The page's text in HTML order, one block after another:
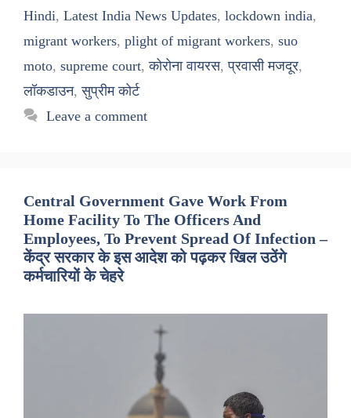
Hindi, Latest India News Updates, lockdown india,
migrant workers, plight of migrant workers, suo
moto, supreme court,कोरोना वायरस,प्रवासी मजदूर,
लॉकडाउन,सुप्रीम कोर्ट
Leave a comment
Central Government Gave Work From
Home Facility To The Officers And
Employees, To Prevent Spread Of Infection –
केंद्र सरकार के इस आदेश को पढ़कर खिल उठेंगे
कर्मचारियों के चेहरे